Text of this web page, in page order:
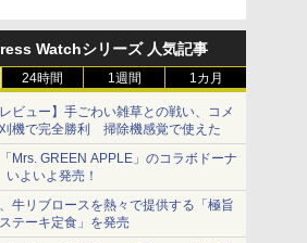
Watchシリーズ 人気記事
24時間 1週間 1カ月
レビュー】手ごわい雑草との戦い、コメ
機で完全勝利 掃除機感覚で使えた
Mrs. GREEN APPLE」のコラボドーナ
いよいよ発売！
牛リブロースを熱々で提供する「極旨
テーキ定食」を発売